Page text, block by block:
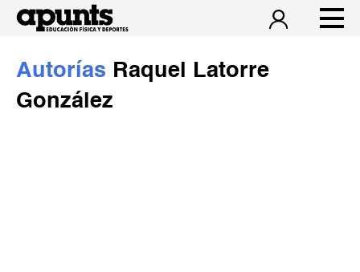
Autorías Raquel Latorre
González